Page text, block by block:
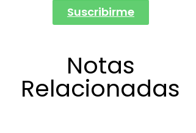
Suscribirme
Notas
Relacionadas